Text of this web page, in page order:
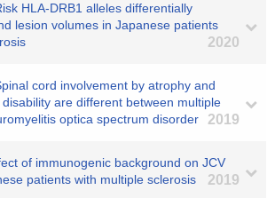
HLA-DRB1 alleles differentially
lesion volumes in Japanese patients
2020
cord involvement by atrophy and
are different between multiple
optica spectrum disorder
2019
of immunogenic background on JCV
patients with multiple sclerosis
2019